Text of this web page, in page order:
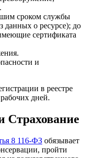
сроком службы
данных о ресурсе); до
сертификата
и
в реестре
дней.
Страхование
8 116-ФЗ обязывает
пройти